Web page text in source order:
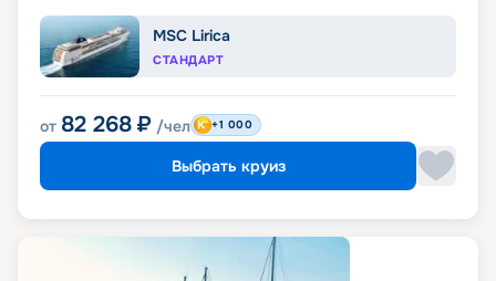
MSC Lirica
СТАНДАРТ
от 82 268 ₽ /чел +1 000
Выбрать круиз